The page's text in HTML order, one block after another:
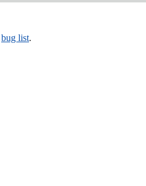
bug list.